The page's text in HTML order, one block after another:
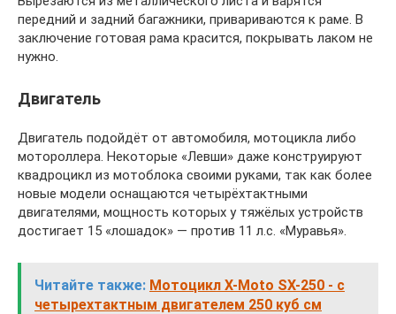
передний и задний багажники, привариваются к раме. В
заключение готовая рама красится, покрывать лаком не
нужно.
Двигатель
Двигатель подойдёт от автомобиля, мотоцикла либо
мотороллера. Некоторые «Левши» даже конструируют
квадроцикл из мотоблока своими руками, так как более
новые модели оснащаются четырёхтактными
двигателями, мощность которых у тяжёлых устройств
достигает 15 «лошадок» — против 11 л.с. «Муравья».
Читайте также: Мотоцикл X-Moto SX-250 - с
четырехтактным двигателем 250 куб см